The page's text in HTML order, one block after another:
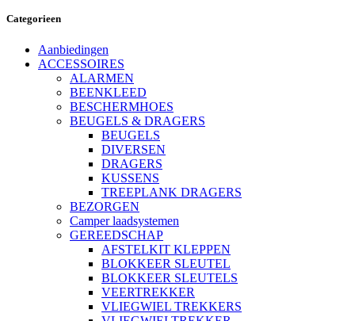
Categorieen
Aanbiedingen
ACCESSOIRES
ALARMEN
BEENKLEED
BESCHERMHOES
BEUGELS & DRAGERS
BEUGELS
DIVERSEN
DRAGERS
KUSSENS
TREEPLANK DRAGERS
BEZORGEN
Camper laadsystemen
GEREEDSCHAP
AFSTELKIT KLEPPEN
BLOKKEER SLEUTEL
BLOKKEER SLEUTELS
VEERTREKKER
VLIEGWIEL TREKKERS